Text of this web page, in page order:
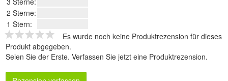
2 Sterne:
1 Stern:
Es wurde noch keine Produktrezension für dieses
Produkt abgegeben.
Seien Sie der Erste. Verfassen Sie jetzt eine Produktrezension.